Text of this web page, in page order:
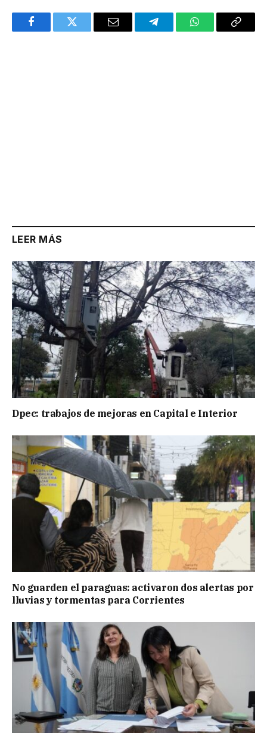
FacebookTwitter Email TelegramWhatsAppCopy
LEER MÁS
Dpec: trabajos de mejoras en Capital e Interior
No guarden el paraguas: activaron dos alertas por
lluvias y tormentas para Corrientes